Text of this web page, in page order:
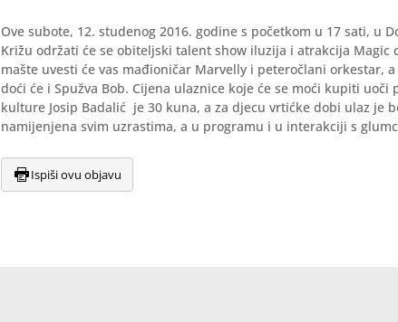
Ove subote, 12. studenog 2016. godine s početkom u 17 sati, u
Križu održati će se obiteljski talent show iluzija i atrakcija Magic
mašte uvesti će vas mađioničar Marvelly i peteročlani orkestar,
doći će i Spužva Bob. Cijena ulaznice koje će se moći kupiti uoči
kulture Josip Badalić je 30 kuna, a za djecu vrtićke dobi ulaz je
namijenjena svim uzrastima, a u programu i u interakciji s
Ispiši ovu objavu